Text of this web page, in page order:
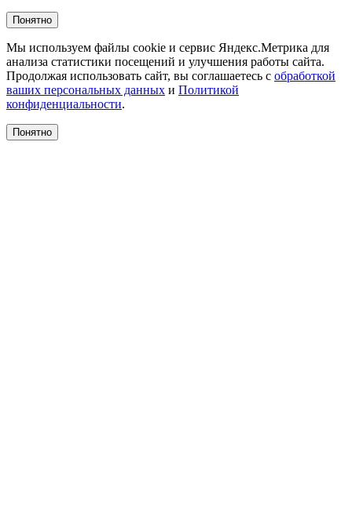
Понятно
Мы используем файлы cookie и сервис Яндекс.Метрика для
анализа статистики посещений и улучшения работы сайта.
Продолжая использовать сайт, вы соглашаетесь с обработкой
ваших персональных данных и Политикой
конфиденциальности.
Понятно